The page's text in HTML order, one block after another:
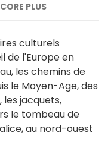
PLUS
culturels
de l'Europe en
les chemins de
le Moyen-Age, des
jacquets,
le tombeau de
au nord-ouest